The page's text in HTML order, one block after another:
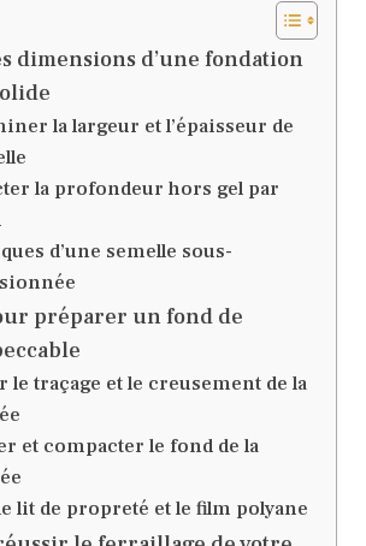
dimensions d’une fondation
la largeur et l’épaisseur de
la profondeur hors gel par
d’une semelle sous-
préparer un fond de
le traçage et le creusement de la
et compacter le fond de la
lit de propreté et le film polyane